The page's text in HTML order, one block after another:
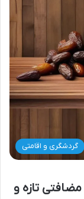
گردشگری و اقامتی
تازه و